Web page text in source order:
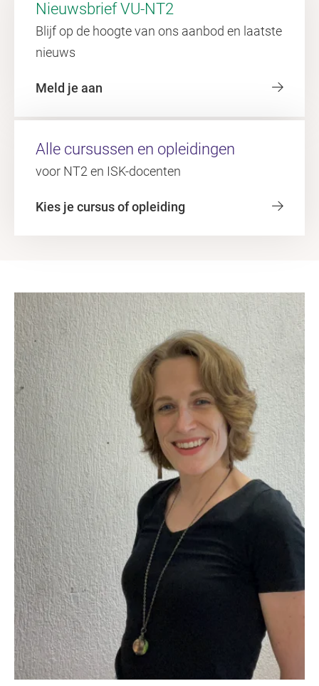
Nieuwsbrief VU-NT2
Blijf op de hoogte van ons aanbod en laatste
nieuws
Meld je aan
Alle cursussen en opleidingen
voor NT2 en ISK-docenten
Kies je cursus of opleiding